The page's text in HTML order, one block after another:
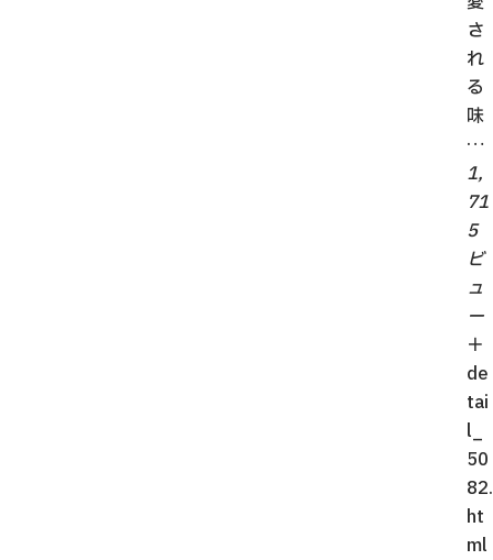
さ
れ
る
味
…
1,
71
5
ビ
ュ
ー
＋
de
tai
l_
50
82.
ht
ml